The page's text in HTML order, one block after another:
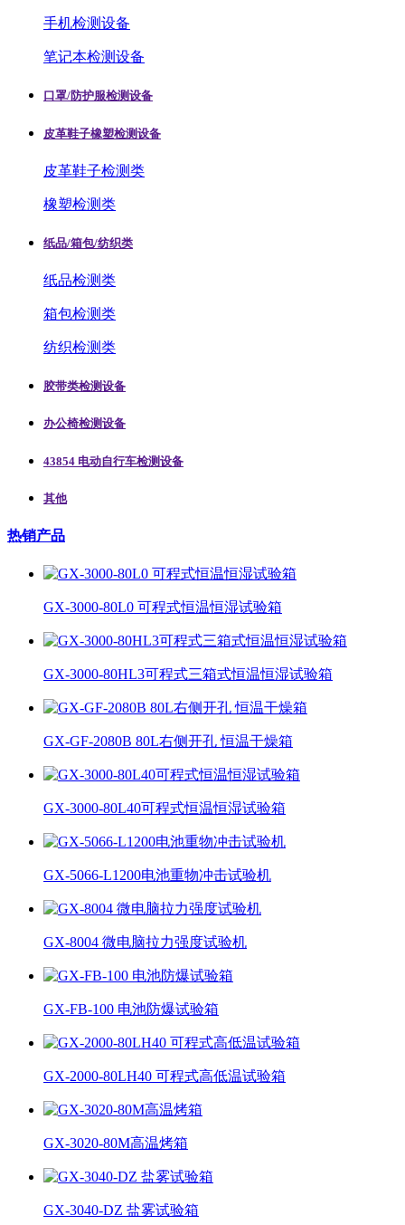
手机检测设备
笔记本检测设备
口罩/防护服检测设备
皮革鞋子橡塑检测设备
皮革鞋子检测类
橡塑检测类
纸品/箱包/纺织类
纸品检测类
箱包检测类
纺织检测类
胶带类检测设备
办公椅检测设备
43854 电动自行车检测设备
其他
热销产品
GX-3000-80L0 可程式恒温恒湿试验箱
GX-3000-80HL3可程式三箱式恒温恒湿试验箱
GX-GF-2080B 80L右侧开孔 恒温干燥箱
GX-3000-80L40可程式恒温恒湿试验箱
GX-5066-L1200电池重物冲击试验机
GX-8004 微电脑拉力强度试验机
GX-FB-100 电池防爆试验箱
GX-2000-80LH40 可程式高低温试验箱
GX-3020-80M高温烤箱
GX-3040-DZ 盐雾试验箱